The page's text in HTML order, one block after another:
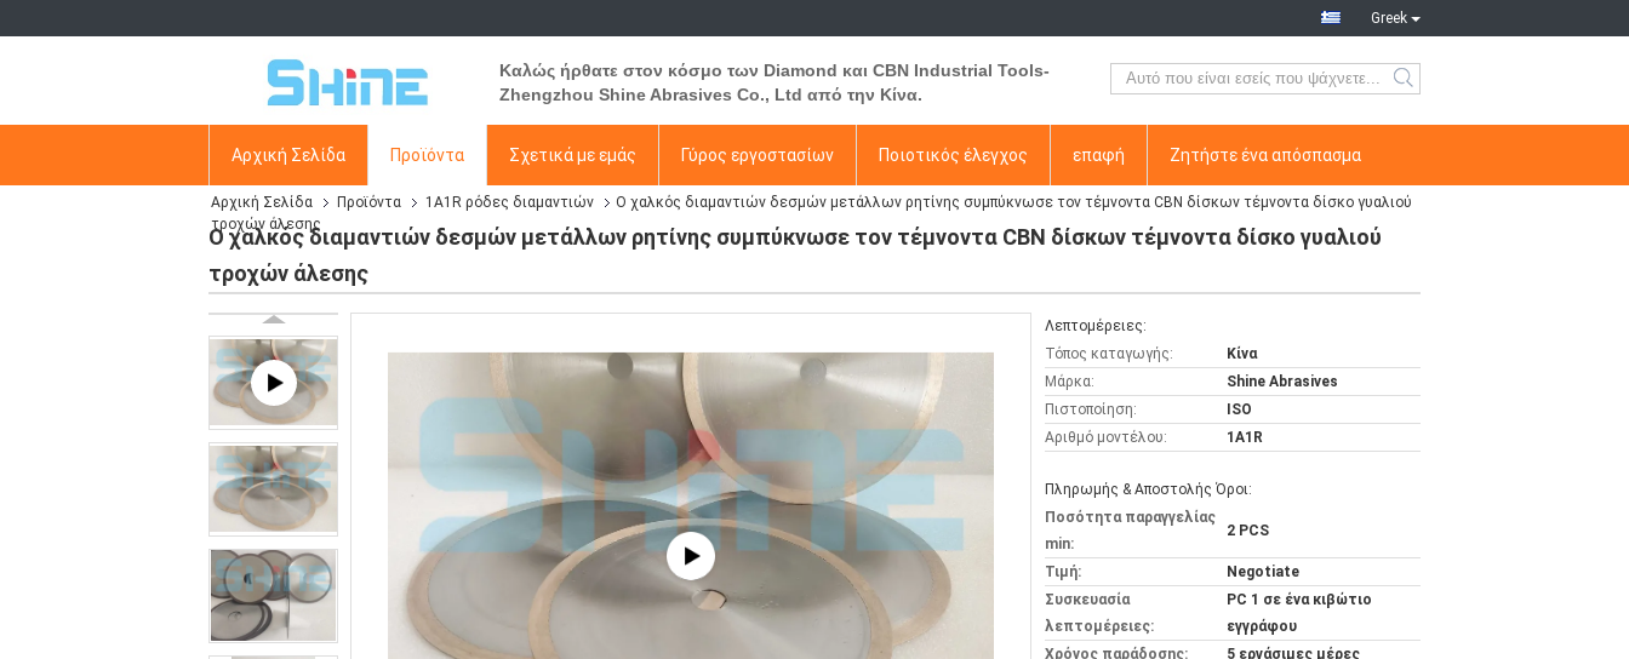
Greek
Καλώς ήρθατε στον κόσμο των Diamond και CBN Industrial Tools-
Zhengzhou Shine Abrasives Co., Ltd από την Κίνα.
Αρχική Σελίδα Προϊόντα Σχετικά με εμάς Γύρος εργοστασίων Ποιοτικός έλεγχος επαφή Ζητήστε ένα απόσπασμα
Αρχική Σελίδα Προϊόντα 1A1R ρόδες διαμαντιών
Ο χαλκός διαμαντιών δεσμών μετάλλων ρητίνης συμπύκνωσε τον τέμνοντα CBN δίσκων τέμνοντα δίσκο γυαλιού
τροχών άλεσης
Ο χαλκός διαμαντιών δεσμών μετάλλων ρητίνης συμπύκνωσε τον τέμνοντα CBN δίσκων τέμνοντα δίσκο γυαλιού
τροχών άλεσης
Λεπτομέρειες:
Τόπος καταγωγής:
Κίνα
Μάρκα:
Shine Abrasives
Πιστοποίηση:
ISO
Αριθμό μοντέλου:
1A1R
Πληρωμής & Αποστολής Όροι:
Ποσότητα παραγγελίας
min:
2 PCS
Τιμή:
Negotiate
Συσκευασία
λεπτομέρειες:
PC 1 σε ένα κιβώτιο
εγγράφου
Χρόνος παράδοσης:
5 εργάσιμες μέρες